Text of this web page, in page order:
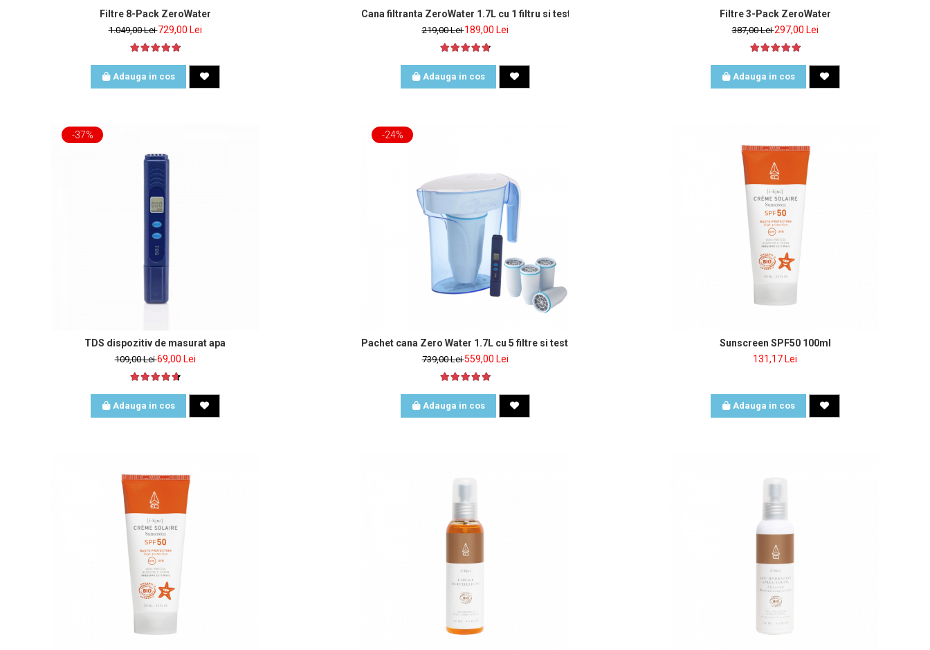
Filtre 8-Pack ZeroWater
1.049,00 Lei729,00 Lei
Adauga in cos
Cana filtranta ZeroWater 1.7L cu 1 filtru si tester de apa inclus
219,00 Lei189,00 Lei
Adauga in cos
Filtre 3-Pack ZeroWater
387,00 Lei297,00 Lei
Adauga in cos
-37%
TDS dispozitiv de masurat apa
109,00 Lei69,00 Lei
Adauga in cos
-24%
Pachet cana Zero Water 1.7L cu 5 filtre si tester de apa inclus
739,00 Lei559,00 Lei
Adauga in cos
Sunscreen SPF50 100ml
131,17 Lei
Adauga in cos